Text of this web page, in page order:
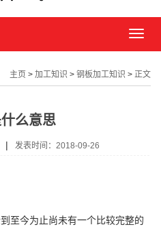
导
单
主页 > 加工知识 > 钢板加工知识 > 正文
么意思
| 发表时间：2018-09-26
今为止尚未有一个比较完整的